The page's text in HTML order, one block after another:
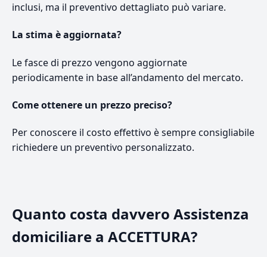
inclusi, ma il preventivo dettagliato può variare.
La stima è aggiornata?
Le fasce di prezzo vengono aggiornate
periodicamente in base all’andamento del mercato.
Come ottenere un prezzo preciso?
Per conoscere il costo effettivo è sempre consigliabile
richiedere un preventivo personalizzato.
Quanto costa davvero Assistenza
domiciliare a ACCETTURA?